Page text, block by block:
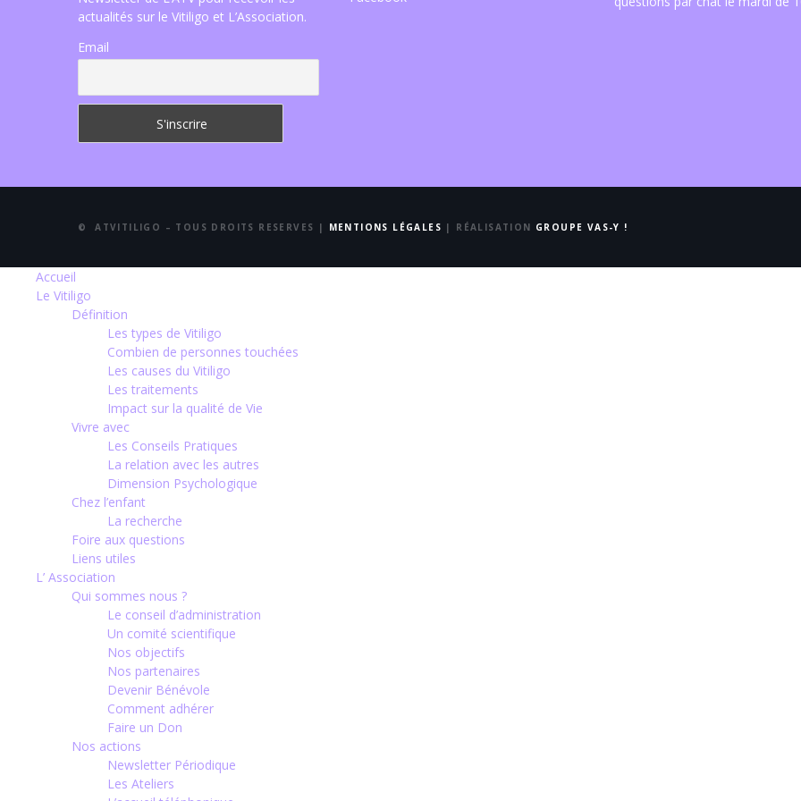
actualités sur le Vitiligo et L’Association.
Email
© ATVITILIGO – TOUS DROITS RESERVES | MENTIONS LÉGALES | RÉALISATION GROUPE VAS-Y !
Accueil
Le Vitiligo
Définition
Les types de Vitiligo
Combien de personnes touchées
Les causes du Vitiligo
Les traitements
Impact sur la qualité de Vie
Vivre avec
Les Conseils Pratiques
La relation avec les autres
Dimension Psychologique
Chez l’enfant
La recherche
Foire aux questions
Liens utiles
L’ Association
Qui sommes nous ?
Le conseil d’administration
Un comité scientifique
Nos objectifs
Nos partenaires
Devenir Bénévole
Comment adhérer
Faire un Don
Nos actions
Newsletter Périodique
Les Ateliers